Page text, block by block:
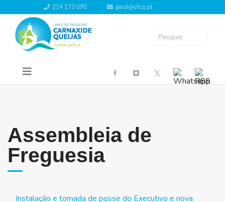
214 173 090 geral@ufcq.pt
Assembleia de
Freguesia
Instalação e tomada de posse do Executivo e nova